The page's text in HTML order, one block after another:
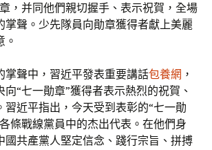
，并同他們親切握手、表示祝賀，全場
掌聲。少先隊員向勛章獲得者獻上美麗
。
聲中，習近平發表重要講話包養網 ，
“七一勛章”獲得者表示熱烈的祝賀、
習近平指出，今天受到表彰的“七一勛
條戰線黨員中的杰出代表。在他們身
國共產黨人堅定信念、踐行宗旨、拼搏